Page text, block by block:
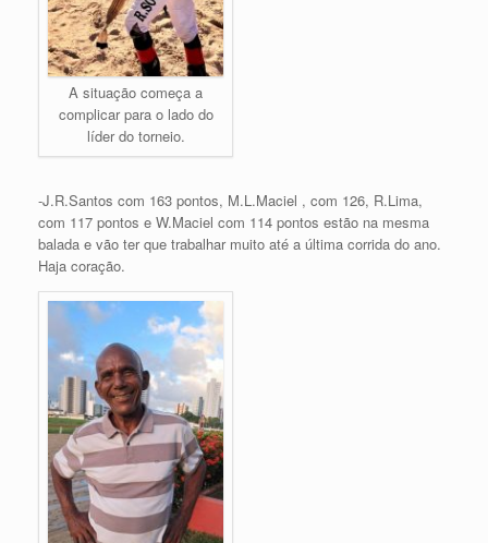
A situação começa a
complicar para o lado do
líder do torneio.
-J.R.Santos com 163 pontos, M.L.Maciel , com 126, R.Lima,
com 117 pontos e W.Maciel com 114 pontos estão na mesma
balada e vão ter que trabalhar muito até a última corrida do ano.
Haja coração.